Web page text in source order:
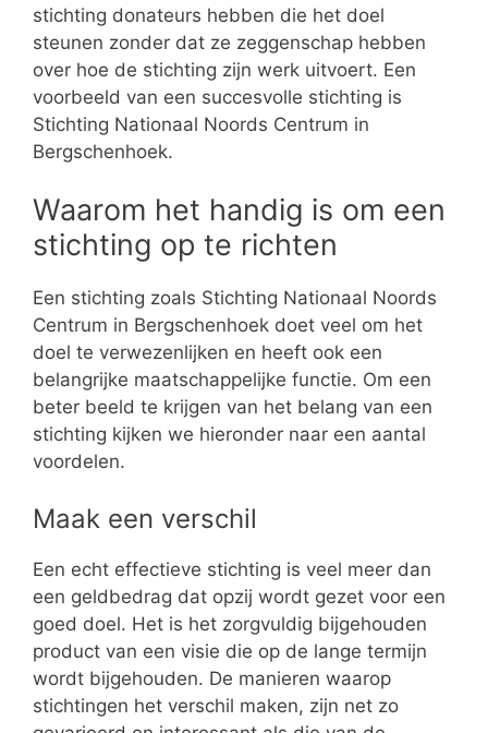
stichting donateurs hebben die het doel
steunen zonder dat ze zeggenschap hebben
over hoe de stichting zijn werk uitvoert. Een
voorbeeld van een succesvolle stichting is
Stichting Nationaal Noords Centrum in
Bergschenhoek.
Waarom het handig is om een
stichting op te richten
Een stichting zoals Stichting Nationaal Noords
Centrum in Bergschenhoek doet veel om het
doel te verwezenlijken en heeft ook een
belangrijke maatschappelijke functie. Om een
beter beeld te krijgen van het belang van een
stichting kijken we hieronder naar een aantal
voordelen.
Maak een verschil
Een echt effectieve stichting is veel meer dan
een geldbedrag dat opzij wordt gezet voor een
goed doel. Het is het zorgvuldig bijgehouden
product van een visie die op de lange termijn
wordt bijgehouden. De manieren waarop
stichtingen het verschil maken, zijn net zo